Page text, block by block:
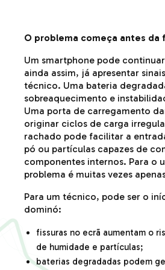
O problema começa antes da
Um smartphone pode
ainda assim, já apresentar
técnico. Uma bateria
sobreaquecimento e
Uma porta de carregamento
originar ciclos de carga
rachado pode facilitar a
pó ou partículas capazes de
componentes internos. Para o
problema é muitas vezes
Para um técnico, pode ser o
dominó:
fissuras no ecrã aumentam o
de humidade e partículas;
baterias degradadas podem